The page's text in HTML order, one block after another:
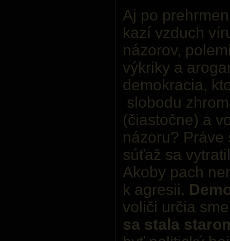
Aj po
kazí vzduch
názorov,
výkriky a
demokracia,
slobodu
(čiastočne) a
názoru? Práve
súťaž sa
Akoby pach
k agresii.
voliči určia
sa stala